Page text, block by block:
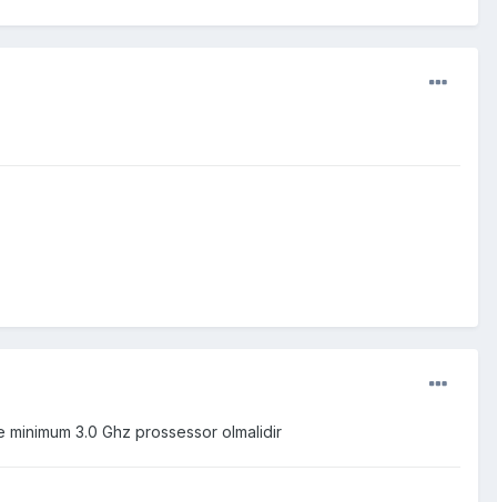
3.0 Ghz prossessor olmalidir